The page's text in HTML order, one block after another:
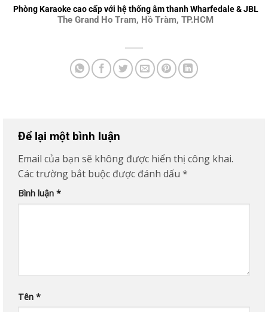
Phòng Karaoke cao cấp với hệ thống âm thanh Wharfedale & JBL
The Grand Ho Tram, Hồ Tràm, TP.HCM
Để lại một bình luận
Email của bạn sẽ không được hiển thị công khai.
Các trường bắt buộc được đánh dấu *
Bình luận *
Tên *